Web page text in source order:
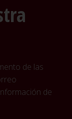
de las
de